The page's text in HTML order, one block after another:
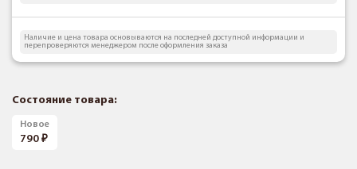
Наличие и цена товара основываются на последней доступной информации и
перепроверяются менеджером после оформления заказа
Состояние товара:
Новое
790